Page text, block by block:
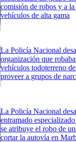
comisión de robos y a
vehículos de alta gama
La Policía Nacional
organización que
vehículos todoterreno
proveer a grupos de
La Policía Nacional
entramado
se atribuye el robo de
cortar la autovía en